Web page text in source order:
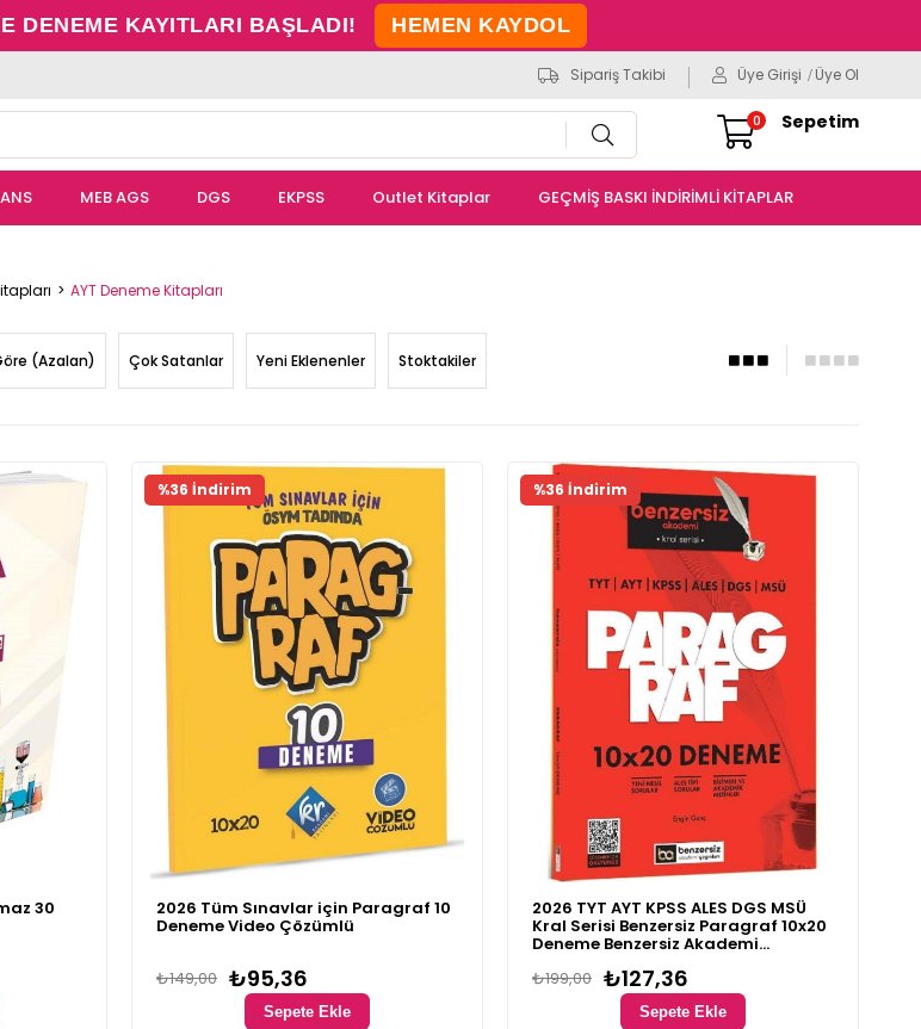
DENEME KAYITLARI BAŞLADI! HEMEN KAYDOL
Sipariş Takibi Üye Girişi Üye Ol
Sepetim
0
MEB AGS DGS EKPSS Outlet Kitaplar GEÇMİŞ BASKI İNDİRİMLİ KİTAPLAR
AYT Deneme Kitapları
(Azalan) Çok Satanlar Yeni Eklenenler Stoktakiler
30 2026 Tüm Sınavlar için Paragraf 10
Deneme Video Çözümlü
₺95,36
₺149,00
Sepete Ekle
%36 İndirim
2026 TYT AYT KPSS ALES DGS MSÜ
Kral Serisi Benzersiz Paragraf 10x20
Deneme Benzersiz Akademi
₺127,36
₺199,00
Sepete Ekle
%36 İndirim